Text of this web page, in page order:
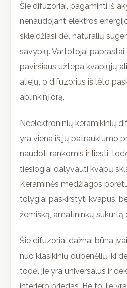
Šie difuzoriai, pagaminti iš
nenaudojant elektros
skleidžiasi dėl natūralių
savybių. Vartotojai paprastai
paviršiaus užtepa kvapiųjų
aliejų, o difuzorius iš lėto
aplinkinį orą.
Neelektroninių keramikinių
yra viena iš jų patrauklumo
naudoti rankomis ir liesti,
tiesiogiai dalyvauti kvapų
Keraminės medžiagos
tolygiai paskirstyti kvapus,
žemišką, amatininkų sukurtą
Šie difuzoriai dažnai būna
nuo klasikinių dubenėlių iki
todėl jie yra universalus ir